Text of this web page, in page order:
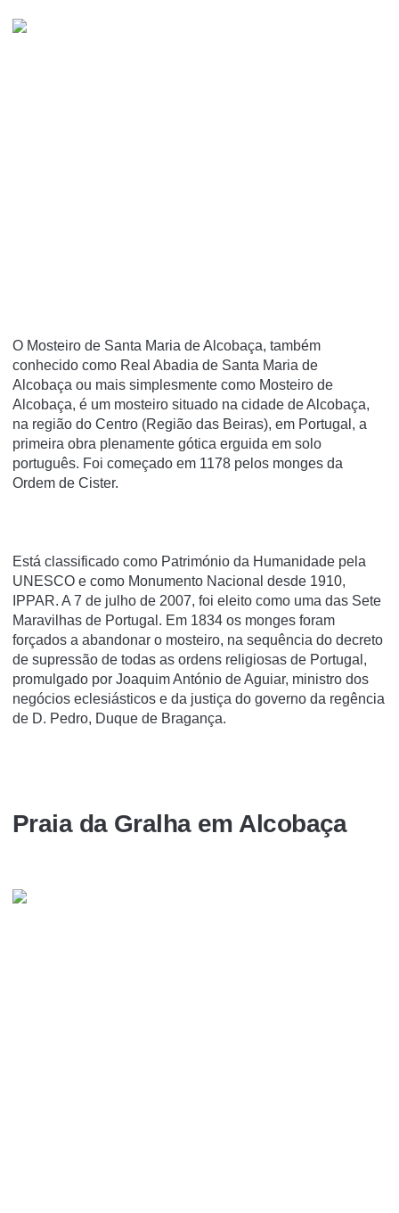
O Mosteiro de Santa Maria de Alcobaça, também
conhecido como Real Abadia de Santa Maria de
Alcobaça ou mais simplesmente como Mosteiro de
Alcobaça, é um mosteiro situado na cidade de Alcobaça,
na região do Centro (Região das Beiras), em Portugal, a
primeira obra plenamente gótica erguida em solo
português. Foi começado em 1178 pelos monges da
Ordem de Cister.
Está classificado como Património da Humanidade pela
UNESCO e como Monumento Nacional desde 1910,
IPPAR. A 7 de julho de 2007, foi eleito como uma das Sete
Maravilhas de Portugal. Em 1834 os monges foram
forçados a abandonar o mosteiro, na sequência do decreto
de supressão de todas as ordens religiosas de Portugal,
promulgado por Joaquim António de Aguiar, ministro dos
negócios eclesiásticos e da justiça do governo da regência
de D. Pedro, Duque de Bragança.
Praia da Gralha em Alcobaça